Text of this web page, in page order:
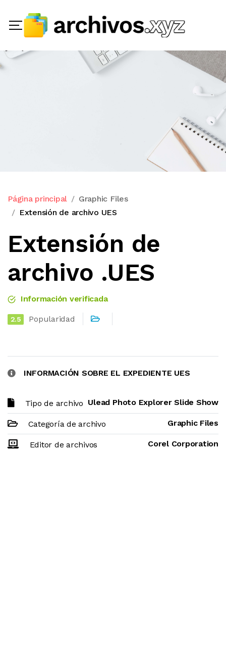
Página principal
Graphic Files
Extensión de archivo UES
Extensión de
archivo .UES
Información verificada
2.5 Popularidad
INFORMACIÓN SOBRE EL EXPEDIENTE UES
Tipo de archivo Ulead Photo Explorer Slide Show
Categoría de archivo Graphic Files
Editor de archivos Corel Corporation